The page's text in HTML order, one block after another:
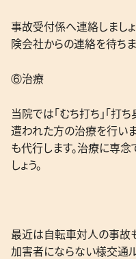
事故受付係へ連絡しまし
険会社からの連絡を待ちま
⑥治療
当院では「むち打ち」「打ち
遭われた方の治療を行い
も代行します。治療に専念
しょう。
最近は自転車対人の事故
加害者にならない様交通